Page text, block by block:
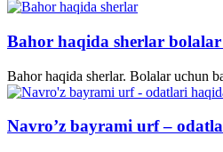
Bahor haqida sherlar
Bahor haqida sherlar. Bolalar uchun
Navro’z bayrami urf –